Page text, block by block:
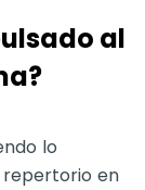
al
lo
repertorio en